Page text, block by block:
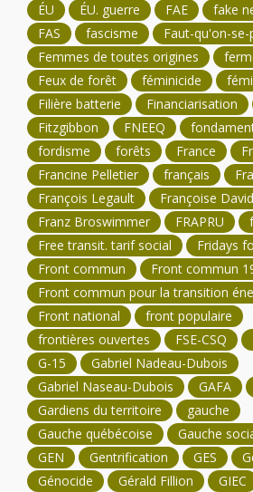
ÉU
ÉU. guerre FAE fake
FAS
fascisme Faut-qu'on-se-
Femmes de toutes origines
Feux de forêt
féminicide
Filière batterie
Financiarisation
Fitzgibbon
FNEEQ
fordisme
forêts France
Francine Pelletier
français
François Legault
Françoise David
Franz Broswimmer
FRAPRU
Free transit. tarif social
Fridays
Front commun
Front commun
Front commun pour la transition
Front national
front populaire
frontières ouvertes
FSE-CSQ
G-15
Gabriel Nadeau-Dubois
Gabriel Naseau-Dubois
GAFA
Gardiens du territoire
gauche
Gauche québécoise
Gauche
GEN
Gentrification GES
Génocide
Gérald Fillion GIEC